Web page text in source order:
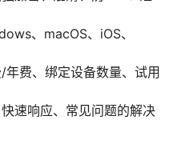
、macOS、iOS、
费、绑定设备数量、试用
速响应、常见问题的解决